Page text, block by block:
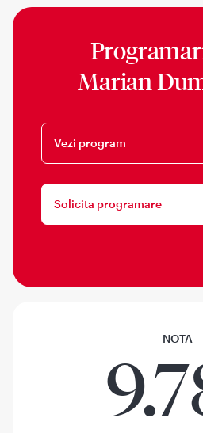
Marian
Vezi program
Solicita programare
NOTA